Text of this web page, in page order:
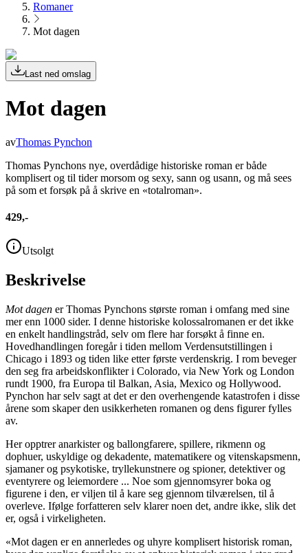
Romaner
Mot dagen
Last ned omslag
Mot dagen
avThomas Pynchon
Thomas Pynchons nye, overdådige historiske roman er både
komplisert og til tider morsom og sexy, sann og usann, og må sees
på som et forsøk på å skrive en «totalroman».
429,-
Utsolgt
Beskrivelse
Mot dagen er Thomas Pynchons største roman i omfang med sine
mer enn 1000 sider. I denne historiske kolossalromanen er det ikke
en enkelt handlingstråd, selv om flere har forsøkt å finne en.
Hovedhandlingen foregår i tiden mellom Verdensutstillingen i
Chicago i 1893 og tiden like etter første verdenskrig. I rom beveger
den seg fra arbeidskonflikter i Colorado, via New York og London
rundt 1900, fra Europa til Balkan, Asia, Mexico og Hollywood.
Pynchon har selv sagt at det er den overhengende katastrofen i disse
årene som skaper den usikkerheten romanen og dens figurer fylles
av.
Her opptrer anarkister og ballongfarere, spillere, rikmenn og
dophuer, uskyldige og dekadente, matematikere og vitenskapsmenn,
sjamaner og psykotiske, tryllekunstnere og spioner, detektiver og
eventyrere og leiemordere ... Noe som gjennomsyrer boka og
figurene i den, er viljen til å kare seg gjennom tilværelsen, til å
overleve. Ifølge forfatteren selv klarer noen det, andre ikke, slik det
er, også i virkeligheten.
«Mot dagen er en annerledes og uhyre komplisert historisk roman,